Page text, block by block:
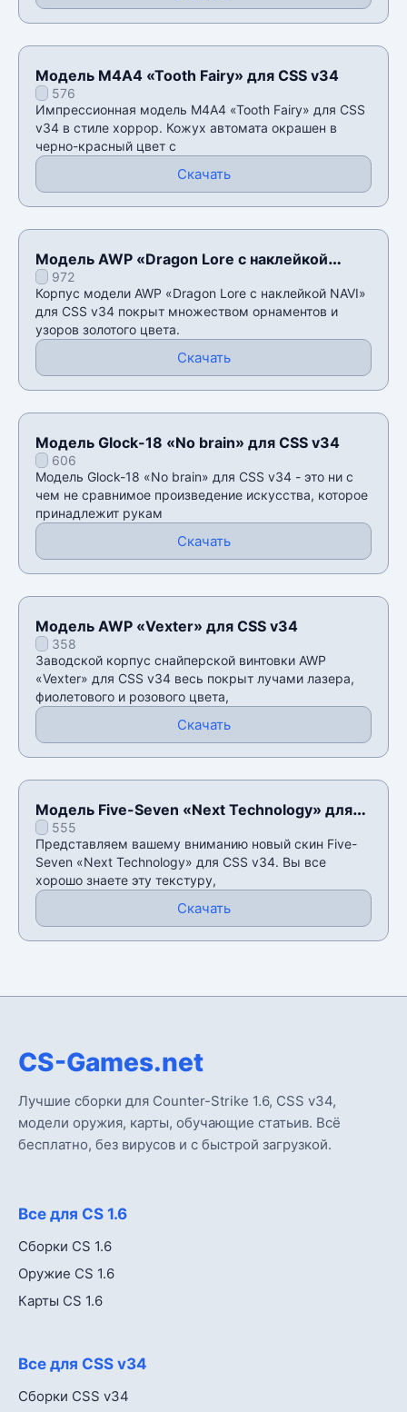
Модель M4A4 «Tooth Fairy» для CSS v34
576
Импрессионная модель M4A4 «Tooth Fairy» для CSS
v34 в стиле хоррор. Кожух автомата окрашен в
черно-красный цвет с
Скачать
Модель AWP «Dragon Lore с наклейкой
NAVI» для CSS v34
972
Корпус модели AWP «Dragon Lore с наклейкой NAVI»
для CSS v34 покрыт множеством орнаментов и
узоров золотого цвета.
Скачать
Модель Glock-18 «No brain» для CSS v34
606
Модель Glock-18 «No brain» для CSS v34 - это ни с
чем не сравнимое произведение искусства, которое
принадлежит рукам
Скачать
Модель AWP «Vexter» для CSS v34
358
Заводской корпус снайперской винтовки AWP
«Vexter» для CSS v34 весь покрыт лучами лазера,
фиолетового и розового цвета,
Скачать
Модель Five-Seven «Next Technology» для
CSS v34
555
Представляем вашему вниманию новый скин Five-
Seven «Next Technology» для CSS v34. Вы все
хорошо знаете эту текстуру,
Скачать
CS-Games.net
Лучшие сборки для Counter-Strike 1.6, CSS v34,
модели оружия, карты, обучающие статьив. Всё
бесплатно, без вирусов и с быстрой загрузкой.
Все для CS 1.6
Сборки CS 1.6
Оружие CS 1.6
Карты CS 1.6
Все для CSS v34
Сборки CSS v34